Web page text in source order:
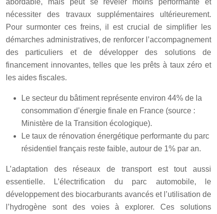
abordable, mais peut se révéler moins performante et
nécessiter des travaux supplémentaires ultérieurement.
Pour surmonter ces freins, il est crucial de simplifier les
démarches administratives, de renforcer l’accompagnement
des particuliers et de développer des solutions de
financement innovantes, telles que les prêts à taux zéro et
les aides fiscales.
Le secteur du bâtiment représente environ 44% de la
consommation d’énergie finale en France (source :
Ministère de la Transition écologique).
Le taux de rénovation énergétique performante du parc
résidentiel français reste faible, autour de 1% par an.
L’adaptation des réseaux de transport est tout aussi
essentielle. L’électrification du parc automobile, le
développement des biocarburants avancés et l’utilisation de
l’hydrogène sont des voies à explorer. Ces solutions